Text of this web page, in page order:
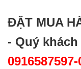
ĐẶT MUA
- Quý